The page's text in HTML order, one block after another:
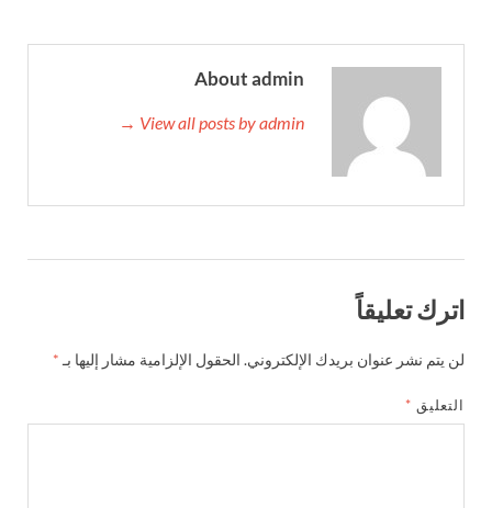
About admin
View all posts by admin →
اترك تعليقاً
لن يتم نشر عنوان بريدك الإلكتروني. الحقول الإلزامية مشار إليها بـ *
التعليق *